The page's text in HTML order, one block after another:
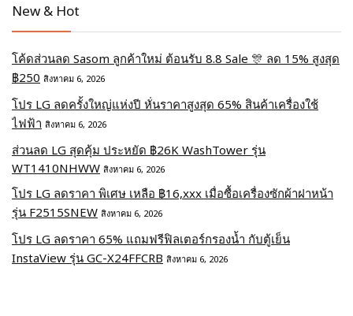
New & Hot
โค้ดส่วนลด Sasom ลูกค้าใหม่ ต้อนรับ 8.8 Sale 🎊 ลด 15% สูงสุด
฿250 สิงหาคม 6, 2026
โปร LG ลดครั้งใหญ่แห่งปี หั่นราคาสูงสุด 65% สินค้าเครื่องใช้
ไฟฟ้า สิงหาคม 6, 2026
ส่วนลด LG สุดคุ้ม ประหยัด ฿26K WashTower รุ่น
WT1410NHWW สิงหาคม 6, 2026
โปร LG ลดราคา พิเศษ เหลือ ฿16,xxx เมื่อซื้อเครื่องซักผ้าฝาหน้า
รุ่น F2515SNEW สิงหาคม 6, 2026
โปร LG ลดราคา 65% แถมฟรีฟิลเตอร์กรองน้ำ กับตู้เย็น
InstaView รุ่น GC-X24FFCRB สิงหาคม 6, 2026